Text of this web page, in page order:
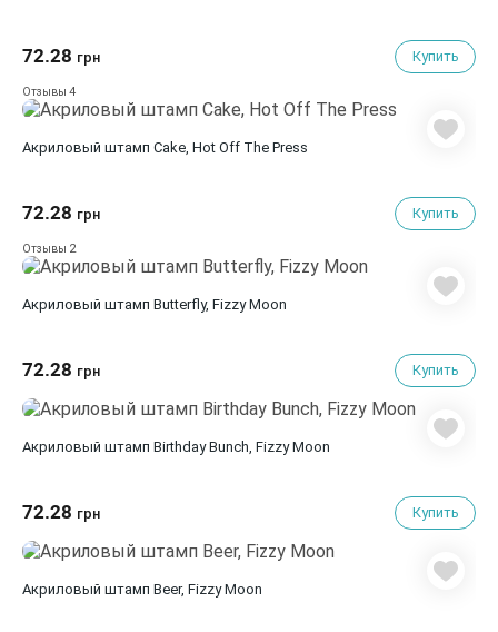
72.28 грн Купить
Отзывы 4
Акриловый штамп Cake, Hot Off The Press
72.28 грн Купить
Отзывы 2
Акриловый штамп Butterfly, Fizzy Moon
72.28 грн Купить
Акриловый штамп Birthday Bunch, Fizzy Moon
72.28 грн Купить
Акриловый штамп Beer, Fizzy Moon